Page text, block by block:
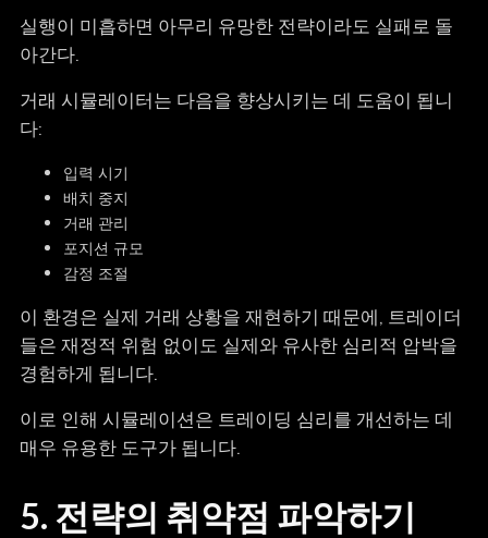
실행이 미흡하면 아무리 유망한 전략이라도 실패로 돌
아간다.
거래 시뮬레이터는 다음을 향상시키는 데 도움이 됩니
다:
입력 시기
배치 중지
거래 관리
포지션 규모
감정 조절
이 환경은 실제 거래 상황을 재현하기 때문에, 트레이더
들은 재정적 위험 없이도 실제와 유사한 심리적 압박을
경험하게 됩니다.
이로 인해 시뮬레이션은 트레이딩 심리를 개선하는 데
매우 유용한 도구가 됩니다.
5. 전략의 취약점 파악하기